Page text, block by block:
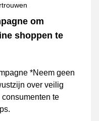
om
shoppen te
*Neem geen
over veilig
te